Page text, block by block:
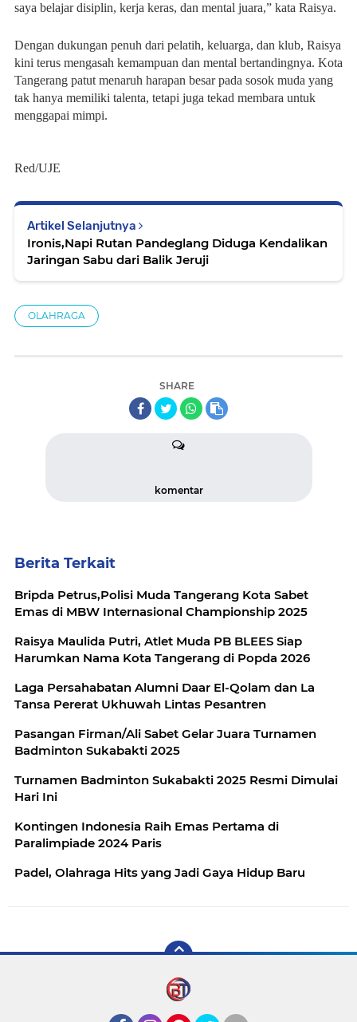
saya belajar disiplin, kerja keras, dan mental juara,” kata Raisya.
Dengan dukungan penuh dari pelatih, keluarga, dan klub, Raisya
kini terus mengasah kemampuan dan mental bertandingnya. Kota
Tangerang patut menaruh harapan besar pada sosok muda yang
tak hanya memiliki talenta, tetapi juga tekad membara untuk
menggapai mimpi.
Red/UJE
Artikel Selanjutnya
Ironis,Napi Rutan Pandeglang Diduga Kendalikan
Jaringan Sabu dari Balik Jeruji
OLAHRAGA
SHARE
komentar
Berita Terkait
Bripda Petrus,Polisi Muda Tangerang Kota Sabet
Emas di MBW Internasional Championship 2025
Raisya Maulida Putri, Atlet Muda PB BLEES Siap
Harumkan Nama Kota Tangerang di Popda 2026
Laga Persahabatan Alumni Daar El-Qolam dan La
Tansa Pererat Ukhuwah Lintas Pesantren
Pasangan Firman/Ali Sabet Gelar Juara Turnamen
Badminton Sukabakti 2025
Turnamen Badminton Sukabakti 2025 Resmi Dimulai
Hari Ini
Kontingen Indonesia Raih Emas Pertama di
Paralimpiade 2024 Paris
Padel, Olahraga Hits yang Jadi Gaya Hidup Baru